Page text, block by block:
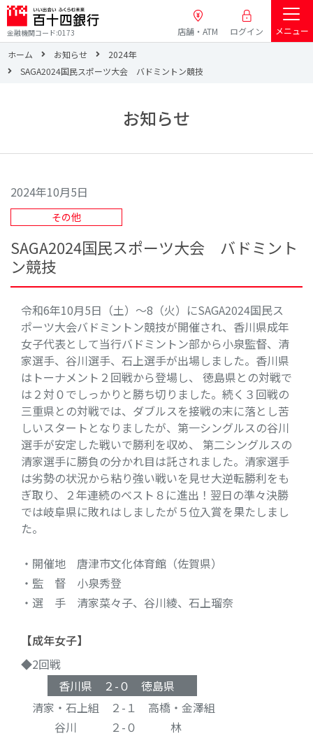
金融機関コード:0173 店舗・ATM ログイン
メニュー
ホーム
お知らせ
2024年
SAGA2024国民スポーツ大会 バドミントン競技
お知らせ
2024年10月5日
その他
SAGA2024国民スポーツ大会 バドミント
ン競技
令和6年10月5日（土）～8（火）にSAGA2024国民ス
ポーツ大会バドミントン競技が開催され、香川県成年
女子代表として当行バドミントン部から小泉監督、清
家選手、谷川選手、石上選手が出場しました。香川県
はトーナメント２回戦から登場し、 徳島県との対戦で
は２対０でしっかりと勝ち切りました。続く３回戦の
三重県との対戦では、ダブルスを接戦の末に落とし苦
しいスタートとなりましたが、第一シングルスの谷川
選手が安定した戦いで勝利を収め、 第二シングルスの
清家選手に勝負の分かれ目は託されました。清家選手
は劣勢の状況から粘り強い戦いを見せ大逆転勝利をも
ぎ取り、２年連続のベスト８に進出！翌日の準々決勝
では岐阜県に敗れはしましたが５位入賞を果たしまし
た。
・開催地 唐津市文化体育館（佐賀県）
・監 督 小泉秀登
・選 手 清家菜々子、谷川綾、石上瑠奈
【成年女子】
◆2回戦
香川県 ２-０ 徳島県
清家・石上組 ２-１ 高橋・金澤組
谷川 ２-０ 林